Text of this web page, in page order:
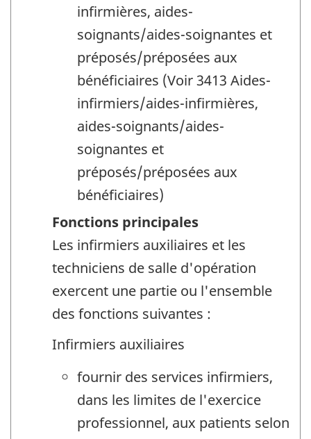
infirmières, aides-
soignants/aides-soignantes et
préposés/préposées aux
bénéficiaires (Voir 3413 Aides-
infirmiers/aides-infirmières,
aides-soignants/aides-
soignantes et
préposés/préposées aux
bénéficiaires)
Fonctions principales
Les infirmiers auxiliaires et les
techniciens de salle d'opération
exercent une partie ou l'ensemble
des fonctions suivantes :
Infirmiers auxiliaires
fournir des services infirmiers,
dans les limites de l'exercice
professionnel, aux patients selon